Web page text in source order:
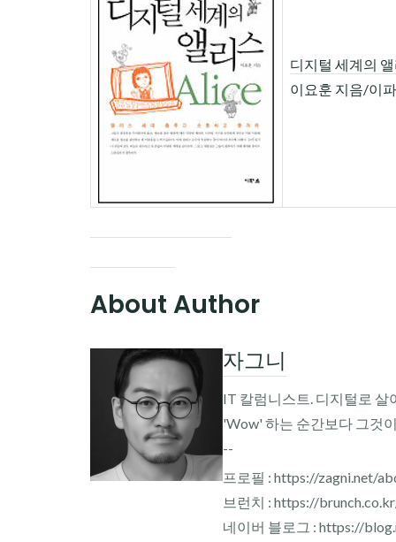
디지털 세계의
이요훈 지음/이파
About Author
자그니
IT 칼럼니스트. 디지털로 살
'Wow' 하는 순간보다 그것
--
프로필 : https://zagni.net/
브런치 : https://
네이버 블로그 : https://